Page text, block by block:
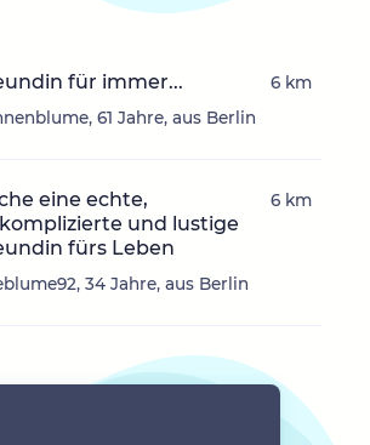
für immer...
61 Jahre, aus Berlin
6 km
eine echte,
und lustige
fürs Leben
34 Jahre, aus Berlin
6 km